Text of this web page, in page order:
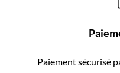
Paiement sécurisé